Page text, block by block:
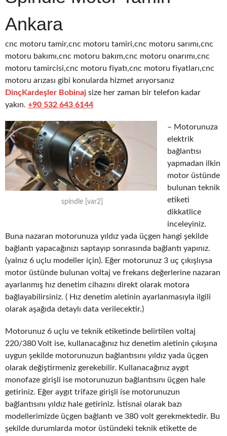
Ankara
cnc motoru tamir,cnc motoru tamiri,cnc motoru sarımı,cnc
motoru bakımı,cnc motoru bakım,cnc motoru onarımı,cnc
motoru tamircisi,cnc motoru fiyatı,cnc motoru fiyatları,cnc
motoru arızası gibi konularda hizmet arıyorsanız
DinçKardeşler Bobinaj size her zaman bir telefon kadar
yakın. +90 532 643 6144
spindle [var2]
– Motorunuza
elektrik
bağlantısı
yapmadan ilkin
motor üstünde
bulunan teknik
etiketi
dikkatlice
inceleyiniz.
Buna nazaran motorunuza yıldız yada üçgen hangi şekilde
bağlantı yapacağınızı saptayıp sonrasında bağlantı yapınız.
(yalnız 6 uçlu modeller için). Eğer motorunuz 3 uç çıkışlıysa
motor üstünde bulunan voltaj ve frekans değerlerine nazaran
ayarlanmış hız denetim cihazını direkt olarak motora
bağlayabilirsiniz. ( Hız denetim aletinin ayarlanmasıyla ilgili
olarak aşağıda detaylı data verilecektir.)
Motorunuz 6 uçlu ve teknik etiketinde belirtilen voltaj
220/380 Volt ise, kullanacağınız hız denetim aletinin çıkışına
uygun şekilde motorunuzun bağlantısını yıldız yada üçgen
olarak değiştirmeniz gerekebilir. Kullanacağınız aygıt
monofaze girişli ise motorunuzun bağlantısını üçgen hale
getiriniz. Eğer aygıt trifaze girişli ise motorunuzun
bağlantısını yıldız hale getiriniz. İstisnai olarak bazı
modellerimizde üçgen bağlantı ve 380 volt gerekmektedir. Bu
şekilde durumlarda motor üstündeki teknik etikette de